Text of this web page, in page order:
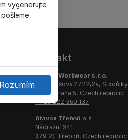
Kontakt
Otavan Workwear s.r.o.
Jeremiášova 2722/2a, Stodůlky
15500 Praha 5, Czech republic
+420 222 360 137
Otavan Třeboň a.s.
Nádražní 641
379 20 Třeboň, Czech republic
vygenerujte
Rozumím